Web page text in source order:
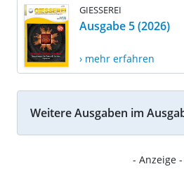
GIESSEREI
Ausgabe 5 (2026)
› mehr erfahren
Weitere Ausgaben im
- Anzeige -